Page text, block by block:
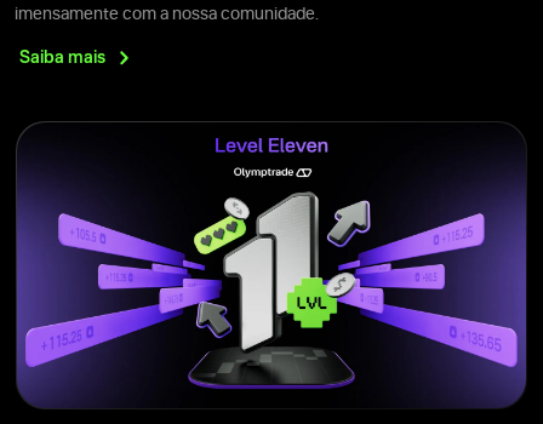
imensamente com a nossa comunidade.
Saiba mais